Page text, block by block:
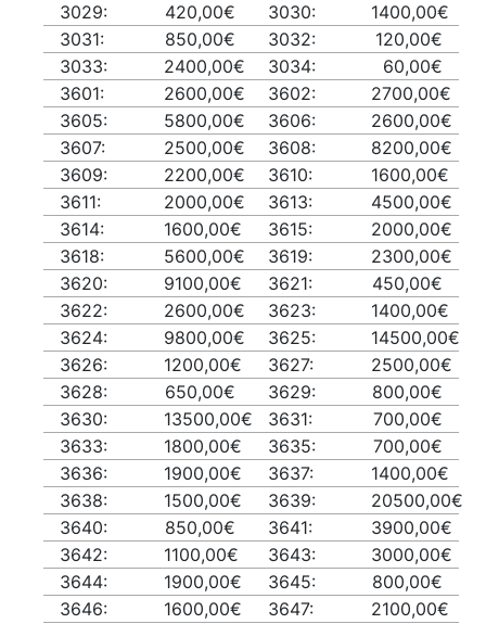
3029:
420,00€ 3030:
1400,00€
3031:
850,00€ 3032:
120,00€
3033:
2400,00€ 3034:
60,00€
3601:
2600,00€ 3602:
2700,00€
3605:
5800,00€ 3606:
2600,00€
3607:
2500,00€ 3608:
8200,00€
3609:
2200,00€ 3610:
1600,00€
3611:
2000,00€ 3613:
4500,00€
3614:
1600,00€ 3615:
2000,00€
3618:
5600,00€ 3619:
2300,00€
3620:
9100,00€ 3621:
450,00€
3622:
2600,00€ 3623:
1400,00€
3624:
9800,00€ 3625:
14500,00€
3626:
1200,00€ 3627:
2500,00€
3628:
650,00€ 3629:
800,00€
3630:
13500,00€ 3631:
700,00€
3633:
1800,00€ 3635:
700,00€
3636:
1900,00€ 3637:
1400,00€
3638:
1500,00€ 3639:
20500,00€
3640:
850,00€ 3641:
3900,00€
3642:
1100,00€ 3643:
3000,00€
3644:
1900,00€ 3645:
800,00€
3646:
1600,00€ 3647:
2100,00€